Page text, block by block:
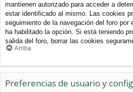
mantienen autorizado para acceder a
estar identificado al mismo. Las cookies
seguimiento de la navegación del foro por
ha habilitado la opción. Si está teniendo
salida del foro, borrar las cookies
Arriba
Preferencias de usuario y